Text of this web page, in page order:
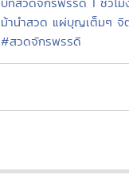
ม้านำสวด แผ่บุญเต็มๆ จิต
#สวดจักรพรรดิ